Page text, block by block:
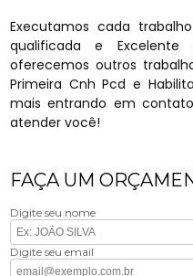
Executamos cada
qualificada e
oferecemos outros
Primeira Cnh Pcd e
mais entrando em
atender você!
FAÇA UM
Digite seu nome
Digite seu email